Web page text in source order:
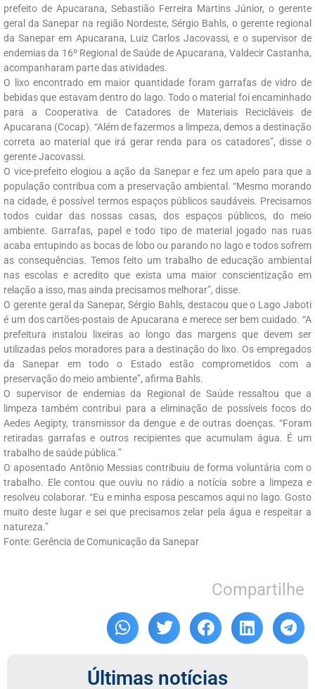
prefeito de Apucarana, Sebastião Ferreira Martins Júnior, o gerente
geral da Sanepar na região Nordeste, Sérgio Bahls, o gerente regional
da Sanepar em Apucarana, Luiz Carlos Jacovassi, e o supervisor de
endemias da 16º Regional de Saúde de Apucarana, Valdecir Castanha,
acompanharam parte das atividades.
O lixo encontrado em maior quantidade foram garrafas de vidro de
bebidas que estavam dentro do lago. Todo o material foi encaminhado
para a Cooperativa de Catadores de Materiais Recicláveis de
Apucarana (Cocap). “Além de fazermos a limpeza, demos a destinação
correta ao material que irá gerar renda para os catadores”, disse o
gerente Jacovassi.
O vice-prefeito elogiou a ação da Sanepar e fez um apelo para que a
população contribua com a preservação ambiental. “Mesmo morando
na cidade, é possível termos espaços públicos saudáveis. Precisamos
todos cuidar das nossas casas, dos espaços públicos, do meio
ambiente. Garrafas, papel e todo tipo de material jogado nas ruas
acaba entupindo as bocas de lobo ou parando no lago e todos sofrem
as consequências. Temos feito um trabalho de educação ambiental
nas escolas e acredito que exista uma maior conscientização em
relação a isso, mas ainda precisamos melhorar”, disse.
O gerente geral da Sanepar, Sérgio Bahls, destacou que o Lago Jaboti
é um dos cartões-postais de Apucarana e merece ser bem cuidado. “A
prefeitura instalou lixeiras ao longo das margens que devem ser
utilizadas pelos moradores para a destinação do lixo. Os empregados
da Sanepar em todo o Estado estão comprometidos com a
preservação do meio ambiente”, afirma Bahls.
O supervisor de endemias da Regional de Saúde ressaltou que a
limpeza também contribui para a eliminação de possíveis focos do
Aedes Aegipty, transmissor da dengue e de outras doenças. “Foram
retiradas garrafas e outros recipientes que acumulam água. É um
trabalho de saúde pública.”
O aposentado Antônio Messias contribuiu de forma voluntária com o
trabalho. Ele contou que ouviu no rádio a notícia sobre a limpeza e
resolveu colaborar. “Eu e minha esposa pescamos aqui no lago. Gosto
muito deste lugar e sei que precisamos zelar pela água e respeitar a
natureza.”
Fonte: Gerência de Comunicação da Sanepar
Compartilhe
Últimas notícias